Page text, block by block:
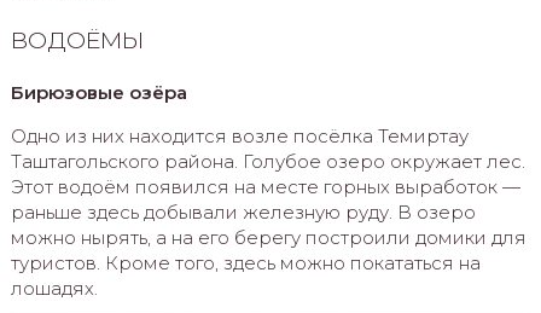
ВОДОЁМЫ
Бирюзовые озёра
Одно из них находится возле посёлка Темиртау
Таштагольского района. Голубое озеро окружает лес.
Этот водоём появился на месте горных выработок —
раньше здесь добывали железную руду. В озеро
можно нырять, а на его берегу построили домики для
туристов. Кроме того, здесь можно покататься на
лошадях.